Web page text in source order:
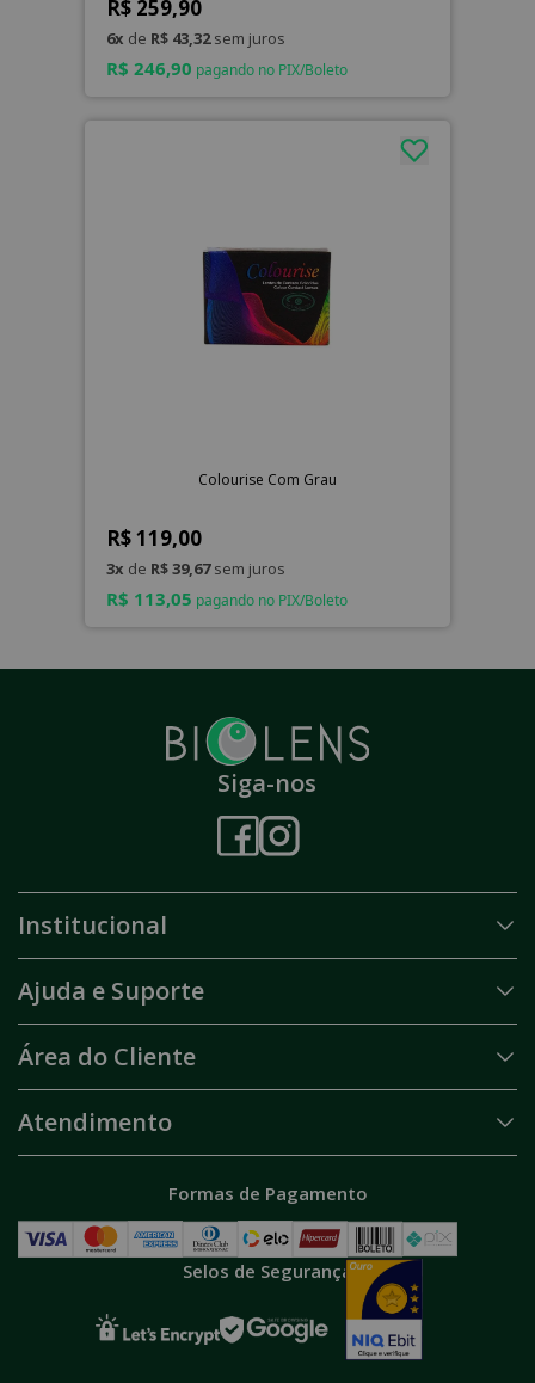
R$ 259,90
6x de R$ 43,32sem juros
R$ 246,90 pagando no PIX/Boleto
Colourise Com Grau
R$ 119,00
3x de R$ 39,67sem juros
R$ 113,05 pagando no PIX/Boleto
Siga-nos
Institucional
Ajuda e Suporte
Área do Cliente
Atendimento
Formas de Pagamento
Selos de Segurança